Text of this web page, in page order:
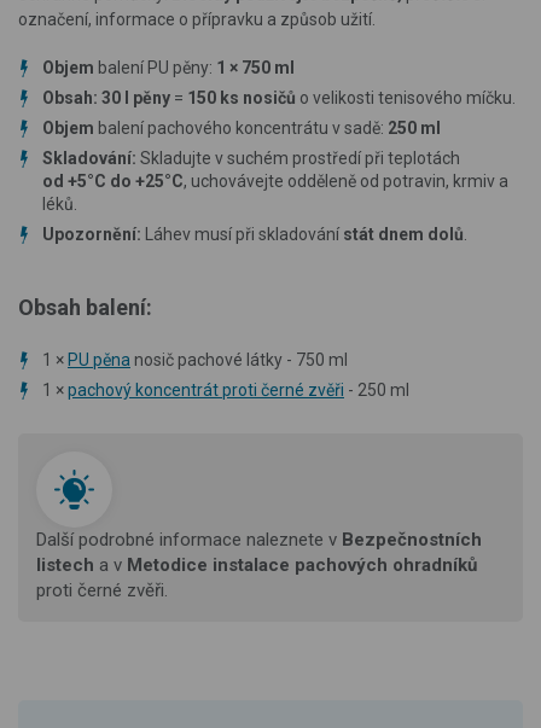
označení, informace o přípravku a způsob užití.
Objem balení PU pěny: 1 × 750 ml
Obsah: 30 l pěny = 150 ks nosičů o velikosti tenisového míčku.
Objem balení pachového koncentrátu v sadě: 250 ml
Skladování: Skladujte v suchém prostředí při teplotách
od +5°C do +25°C, uchovávejte odděleně od potravin, krmiv a
léků.
Upozornění:
Láhev musí při skladování stát dnem dolů
Obsah balení:
1 × PU pěna nosič pachové látky - 750 ml
1 ×pachový koncentrát proti černé zvěři - 250 ml
Další podrobné informace naleznete v Bezpečnostních
listech a v Metodice instalace pachových ohradníků
proti černé zvěři.